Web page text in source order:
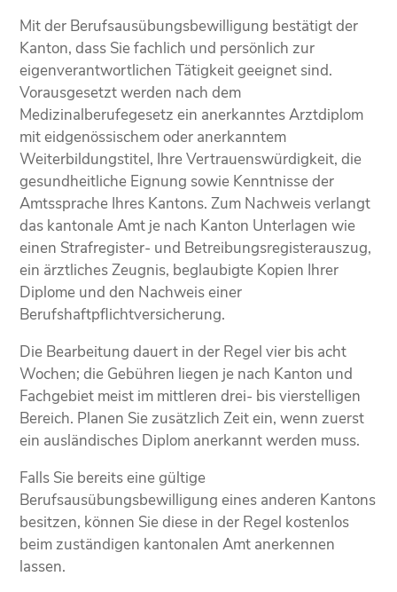
Mit der Berufsausübungsbewilligung bestätigt der
Kanton, dass Sie fachlich und persönlich zur
eigenverantwortlichen Tätigkeit geeignet sind.
Vorausgesetzt werden nach dem
Medizinalberufegesetz ein anerkanntes Arztdiplom
mit eidgenössischem oder anerkanntem
Weiterbildungstitel, Ihre Vertrauenswürdigkeit, die
gesundheitliche Eignung sowie Kenntnisse der
Amtssprache Ihres Kantons. Zum Nachweis verlangt
das kantonale Amt je nach Kanton Unterlagen wie
einen Strafregister- und Betreibungsregisterauszug,
ein ärztliches Zeugnis, beglaubigte Kopien Ihrer
Diplome und den Nachweis einer
Berufshaftpflichtversicherung.
Die Bearbeitung dauert in der Regel vier bis acht
Wochen; die Gebühren liegen je nach Kanton und
Fachgebiet meist im mittleren drei- bis vierstelligen
Bereich. Planen Sie zusätzlich Zeit ein, wenn zuerst
ein ausländisches Diplom anerkannt werden muss.
Falls Sie bereits eine gültige
Berufsausübungsbewilligung eines anderen Kantons
besitzen, können Sie diese in der Regel kostenlos
beim zuständigen kantonalen Amt anerkennen
lassen.